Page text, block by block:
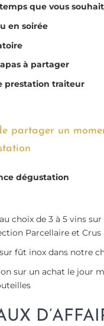
que vous
en soirée
à partager
prestation traiteur
partager un
dégustation
choix de 3 à 5 vins sur
Parcellaire et Crus
fût inox dans notre
sur un achat le jour